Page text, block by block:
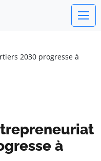
2030 progresse à
à